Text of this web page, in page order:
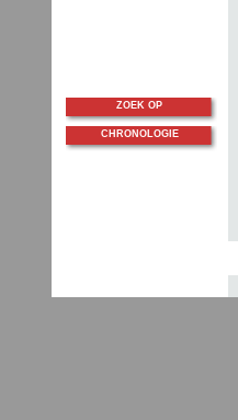
ZOEK OP
CHRONOLOGIE